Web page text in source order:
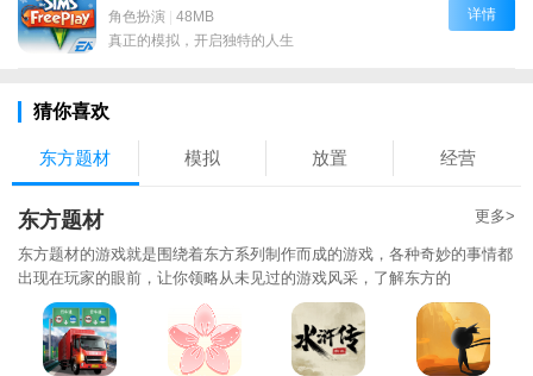
角色扮演 | 48MB
真正的模拟，开启独特的人生
详情
猜你喜欢
东方题材 模拟 放置 经营
东方题材 更多>
东方题材的游戏就是围绕着东方系列制作而成的游戏，各种奇妙的事情都
出现在玩家的眼前，让你领略从未见过的游戏风采，了解东方的